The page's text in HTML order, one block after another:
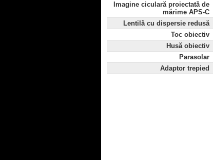
Imagine ciculară proiectată de
mărime APS-C
Lentilă cu dispersie redusă
Toc obiectiv
Husă obiectiv
Parasolar
Adaptor trepied